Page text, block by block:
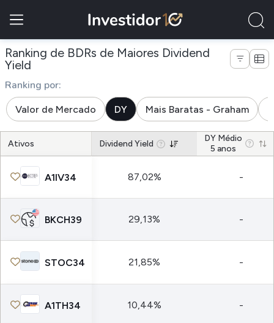
Ranking de BDRs de Maiores Dividend
Yield
Ranking por:
Valor de Mercado DY Mais Baratas - Graham
Ativos Dividend Yield
DY Médio
5 anos
A1IV34 87,02% -
BKCH39 29,13% -
STOC34 21,85% -
A1TH34 10,44% -